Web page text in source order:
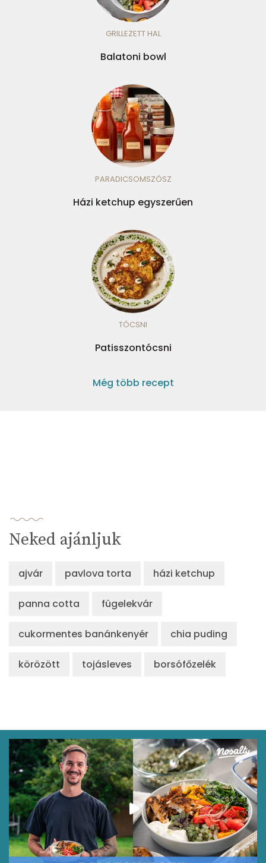
GRILLEZETT HAL
Balatoni bowl
PARADICSOMSZÓSZ
Házi ketchup egyszerűen
TÓCSNI
Patisszontócsni
Még több recept
Neked ajánljuk
ajvár pavlova torta házi ketchup
panna cotta fügelekvár
cukormentes banánkenyér chia puding
körözött tojásleves borsófőzelék